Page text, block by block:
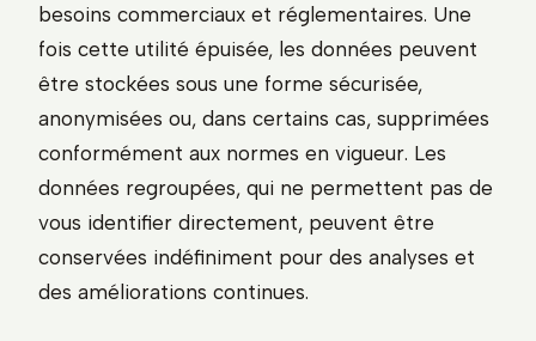
besoins commerciaux et réglementaires. Une
fois cette utilité épuisée, les données peuvent
être stockées sous une forme sécurisée,
anonymisées ou, dans certains cas, supprimées
conformément aux normes en vigueur. Les
données regroupées, qui ne permettent pas de
vous identifier directement, peuvent être
conservées indéfiniment pour des analyses et
des améliorations continues.